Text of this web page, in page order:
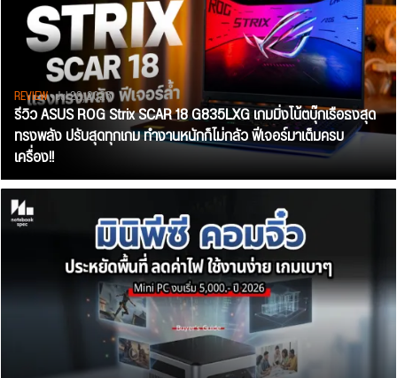
REVIEW• Jul 28, 2026
รีวิว ASUS ROG Strix SCAR 18 G835LXG เกมมิ่งโน้ตบุ๊กเรือธงสุด
ทรงพลัง ปรับสุดทุกเกม ทำงานหนักก็ไม่กลัว ฟีเจอร์มาเต็มครบ
เครื่อง!!